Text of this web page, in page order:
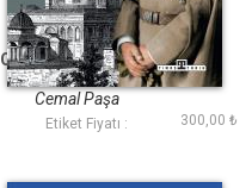
Ortadoğunun Kadim
Mirası
Cemal Paşa
Etiket Fiyatı : 300,00 ₺